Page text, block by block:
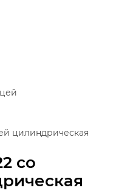
со
цилиндрическая